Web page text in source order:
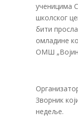
ученицима
школског
бити
омладине
ОМШ
Зворник
недеље.